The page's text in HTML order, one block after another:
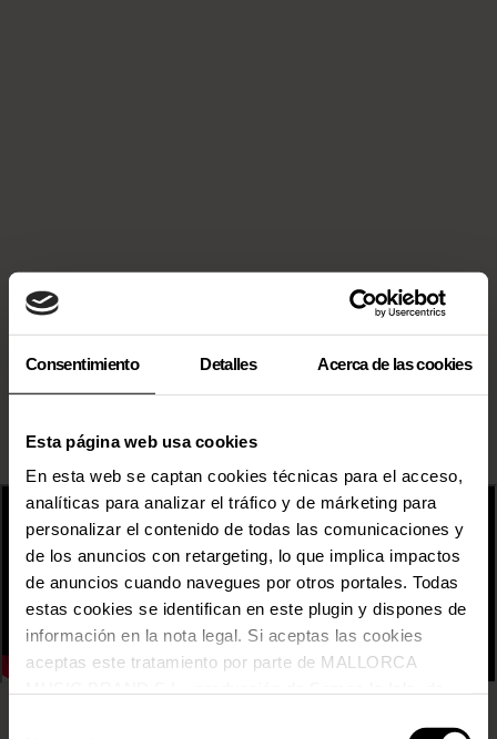
Consentimiento Detalles Acerca de las cookies
Esta página web usa cookies
En esta web se captan cookies técnicas para el acceso,
analíticas para analizar el tráfico y de márketing para
personalizar el contenido de todas las comunicaciones y
de los anuncios con retargeting, lo que implica impactos
de anuncios cuando navegues por otros portales. Todas
estas cookies se identifican en este plugin y dispones de
información en la nota legal. Si aceptas las cookies
aceptas este tratamiento por parte de MALLORCA